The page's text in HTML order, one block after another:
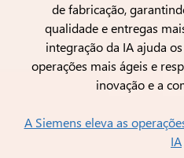
de fabricação,
qualidade e entregas
integração da IA ajuda
operações mais ágeis e
inovação e a
A Siemens eleva as
IA